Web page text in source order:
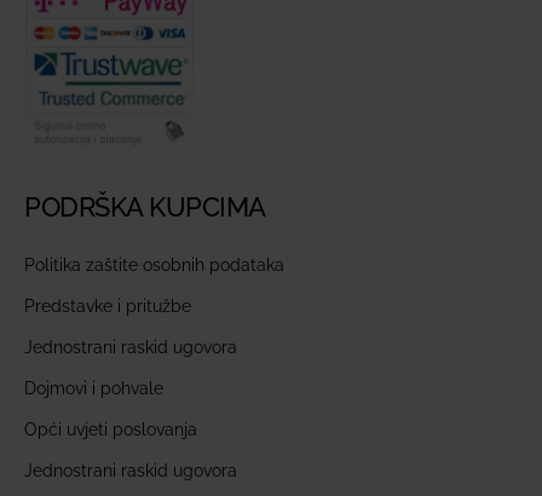
PODRŠKA KUPCIMA
Politika zaštite osobnih podataka
Predstavke i pritužbe
Jednostrani raskid ugovora
Dojmovi i pohvale
Opći uvjeti poslovanja
Jednostrani raskid ugovora